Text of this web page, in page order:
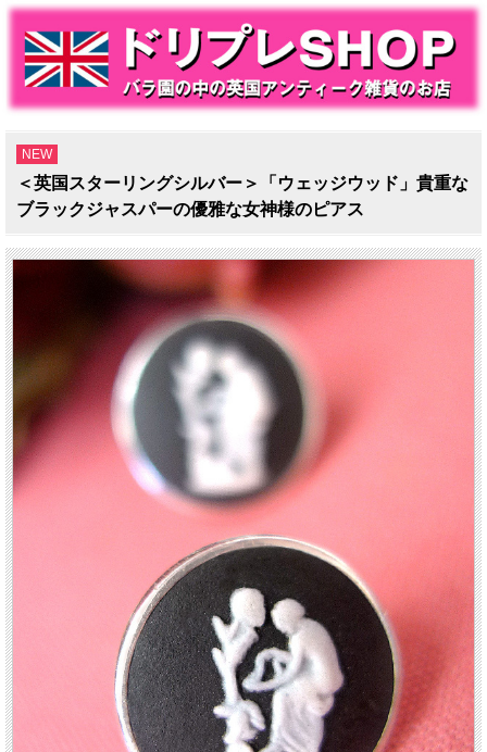
NEW
＜英国スターリングシルバー＞「ウェッジウッド」貴重な
ブラックジャスパーの優雅な女神様のピアス